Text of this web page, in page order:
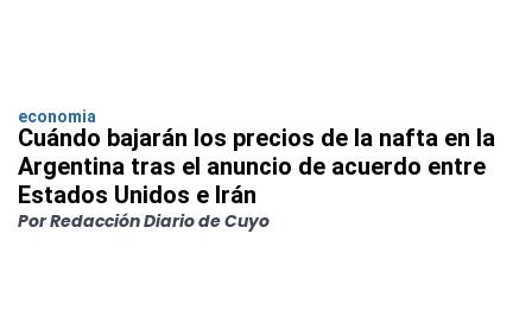
economia
Cuándo bajarán los precios de la nafta en la
Argentina tras el anuncio de acuerdo entre
Estados Unidos e Irán
Por Redacción Diario de Cuyo